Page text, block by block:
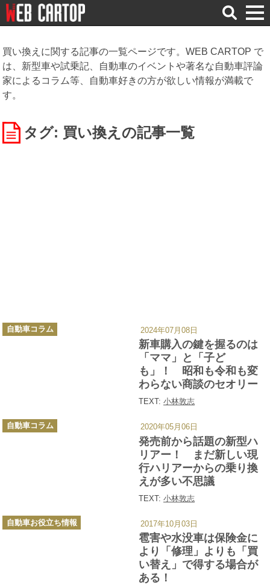
検
索
買い換えに関する記事の一覧ページです。WEB CARTOP で
は、新型車や試乗記、自動車のイベントや著名な自動車評論
家によるコラム等、自動車好きの方が欲しい情報が満載で
す。
タグ: 買い換え の記事一覧
新車購入の鍵を握るのは
「ママ」と「子ど
も」！ 昭和も令和も変
わらない商談のセオリー
TEXT: 小林敦志
カ
テ
自動車コラム 2024年07月08日
発売前から話題の新型ハ
リアー！ まだ新しい現
行ハリアーからの乗り換
えが多い不思議
TEXT: 小林敦志
カ
テ
自動車コラム 2020年05月06日
雹害や水没車は保険金に
より「修理」よりも「買
い替え」で得する場合が
ある！
カ
テ
自動車お役立ち情報 2017年10月03日